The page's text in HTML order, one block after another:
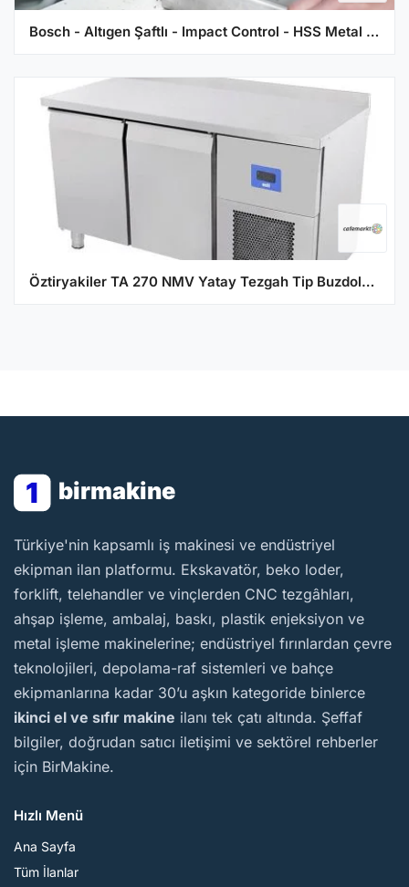
Bosch - Altıgen Şaftlı - Impact Control - HSS Metal Matkap Ucu 2,0*60mm
Öztiryakiler TA 270 NMV Yatay Tezgah Tip Buzdolabı, Çift Kapılı, 301 L
1 birmakine
BirMakine
Türkiye'nin kapsamlı iş makinesi ve endüstriyel
ekipman ilan platformu. Ekskavatör, beko loder,
forklift, telehandler ve vinçlerden CNC tezgâhları,
ahşap işleme, ambalaj, baskı, plastik enjeksiyon ve
metal işleme makinelerine; endüstriyel fırınlardan çevre
teknolojileri, depolama-raf sistemleri ve bahçe
ekipmanlarına kadar 30’u aşkın kategoride binlerce
ikinci el ve sıfır makine ilanı tek çatı altında. Şeffaf
bilgiler, doğrudan satıcı iletişimi ve sektörel rehberler
için BirMakine.
Hızlı Menü
Ana Sayfa
Tüm İlanlar